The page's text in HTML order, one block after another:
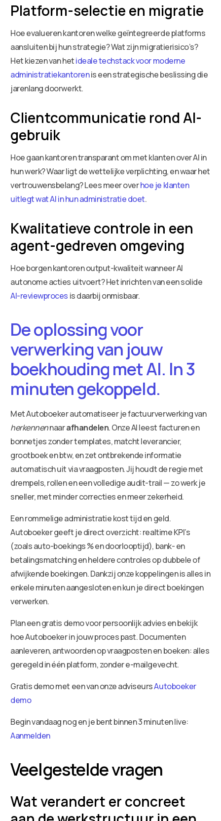
Platform-selectie en migratie
Hoe evalueren kantoren welke geïntegreerde platforms
aansluiten bij hun strategie? Wat zijn migratierisico’s?
Het kiezen van hetideale techstack voor moderne
administratiekantorenis een strategische beslissing die
jarenlang doorwerkt.
Clientcommunicatie rond AI-
gebruik
Hoe gaan kantoren transparant om met klanten over AI in
hun werk? Waar ligt de wettelijke verplichting, en waar het
vertrouwensbelang? Lees meer overhoe je klanten
uitlegt wat AI in hun administratie doet.
Kwalitatieve controle in een
agent-gedreven omgeving
Hoe borgen kantoren output-kwaliteit wanneer AI
autonome acties uitvoert? Het inrichten van een solide
AI-reviewproces is daarbij onmisbaar.
De oplossing voor
verwerking van jouw
boekhouding met AI. In 3
minuten gekoppeld.
Met Autoboeker automatiseer je factuurverwerking van
herkennennaarafhandelen. Onze AI leest facturen en
bonnetjes zonder templates, matcht leverancier,
grootboek en btw, en zet ontbrekende informatie
automatisch uit via vraagposten. Jij houdt de regie met
drempels, rollen en een volledige audit-trail — zo werk je
sneller, met minder correcties en meer zekerheid.
Een rommelige administratie kost tijd en geld.
Autoboeker geeft je direct overzicht: realtime KPI’s
(zoals auto-boekings % en doorlooptijd), bank- en
betalingsmatching en heldere controles op dubbele of
afwijkende boekingen. Dankzij onze koppelingen is alles in
enkele minuten aangesloten en kun je direct boekingen
verwerken.
Plan een gratis demo voor persoonlijk advies en bekijk
hoe Autoboeker in jouw proces past. Documenten
aanleveren, antwoorden op vraagposten en boeken: alles
geregeld in één platform, zonder e-mailgevecht.
Gratis demo met een van onze adviseursAutoboeker
demo
Begin vandaag nog en je bent binnen 3 minuten live:
Aanmelden
Veelgestelde vragen
Wat verandert er concreet